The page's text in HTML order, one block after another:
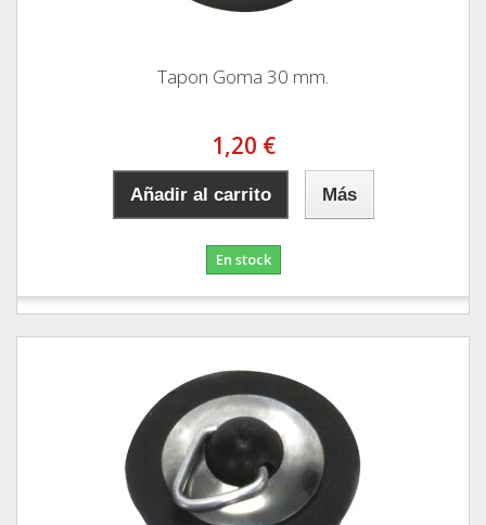
Tapon Goma 30 mm.
1,20 €
Añadir al carrito Más
En stock